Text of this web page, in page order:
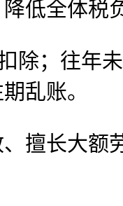
低全体税
；往年未
乱账。
长大额